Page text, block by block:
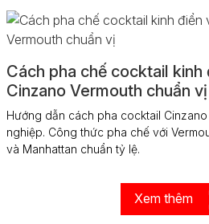
Cách pha chế cocktail kinh
Cinzano Vermouth chuẩn vị
Hướng dẫn cách pha cocktail
nghiệp. Công thức pha chế với
và Manhattan chuẩn tỷ lệ.
Xem thêm